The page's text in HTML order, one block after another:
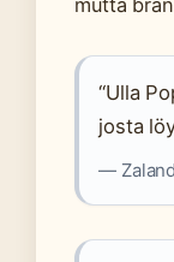
“Ulla
josta
—